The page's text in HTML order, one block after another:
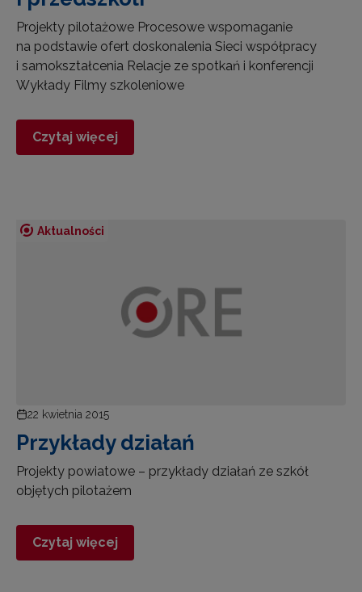
Projekty pilotażowe Procesowe wspomaganie
na podstawie ofert doskonalenia Sieci współpracy
i samokształcenia Relacje ze spotkań i konferencji
Wykłady Filmy szkoleniowe
Czytaj więcej
Aktualności
22 kwietnia 2015
Przykłady działań
Projekty powiatowe – przykłady działań ze szkół
objętych pilotażem
Czytaj więcej